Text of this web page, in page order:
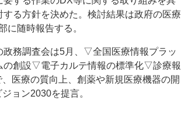
する方針を決めた。検討結果は政府の医療
に随時報告する。
務調査会は5月、▽全国医療情報プラッ
の創設▽電子カルテ情報の標準化▽診療報
医療の質向上、創薬や新規医療機器の開
ョン2030を提言。